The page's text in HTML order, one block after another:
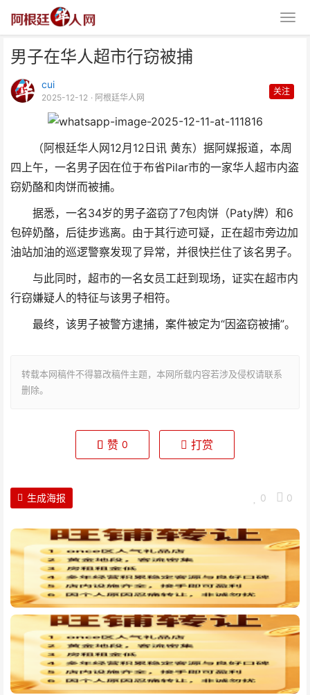
男子在华人超市行窃被捕
cui
2025-12-12 · 阿根廷华人网
关注
（阿根廷华人网12月12日讯 黄东）据阿媒报道，本周
四上午，一名男子因在位于布省Pilar市的一家华人超市内盗
窃奶酪和肉饼而被捕。
据悉，一名34岁的男子盗窃了7包肉饼（Paty牌）和6
包碎奶酪，后徒步逃离。由于其行迹可疑，正在超市旁边加
油站加油的巡逻警察发现了异常，并很快拦住了该名男子。
与此同时，超市的一名女员工赶到现场，证实在超市内
行窃嫌疑人的特征与该男子相符。
最终，该男子被警方逮捕，案件被定为“因盗窃被捕”。
转载本网稿件不得篡改稿件主题，本网所载内容若涉及侵权请联系
删除。
男子在华人超市行窃被捕
赞 0 打赏
0 0
生成海报